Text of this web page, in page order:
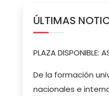
ÚLTIMAS
PLAZA DISPONIBLE:
De la formación
nacionales e